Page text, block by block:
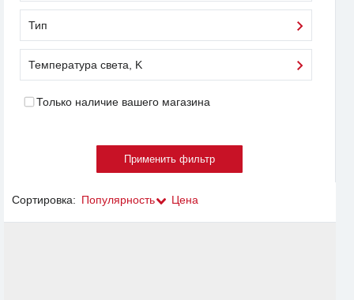
Тип
Температура света, K
Только наличие вашего магазина
Сортировка: Популярность Цена